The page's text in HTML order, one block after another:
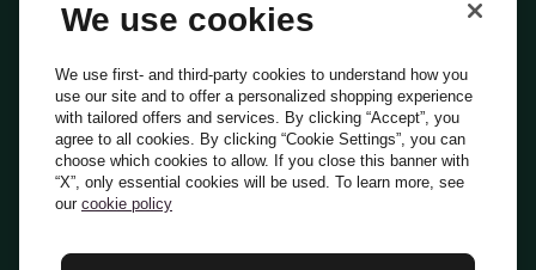
Everli Shoppers
Scopri chi siamo
Domande frequenti
Lavora con noi
Diventa Shopper
Investitori
PrivacyCookiePreferenze Cookie
Termini e Condizioni
Italiano
We use cookies
We use first- and third-party cookies to understand how you
use our site and to offer a personalized shopping experience
with tailored offers and services. By clicking “Accept”, you
agree to all cookies. By clicking “Cookie Settings”, you can
choose which cookies to allow. If you close this banner with
“X”, only essential cookies will be used. To learn more, see
our cookie policy